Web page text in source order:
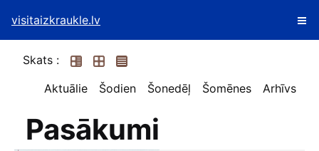
visitaizkraukle.lv
Skats :
Aktuālie
Šodien Šonedēļ Šomēnes Arhīvs
Pasākumi